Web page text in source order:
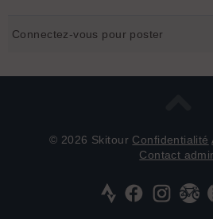
Connectez-vous pour poster
© 2026 Skitour Confidentialité
Contact